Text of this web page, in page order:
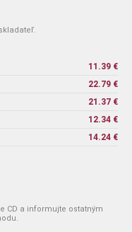
11.39 €
22.79 €
21.37 €
12.34 €
14.24 €
CD a informujte ostatným